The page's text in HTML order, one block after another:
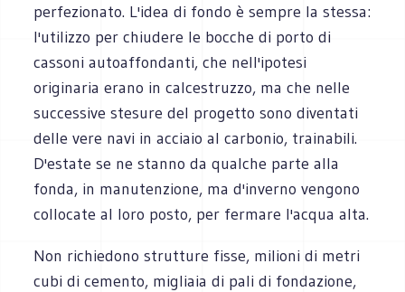
perfezionato. L'idea di fondo è sempre la stessa:
l'utilizzo per chiudere le bocche di porto di
cassoni autoaffondanti, che nell'ipotesi
originaria erano in calcestruzzo, ma che nelle
successive stesure del progetto sono diventati
delle vere navi in acciaio al carbonio, trainabili.
D'estate se ne stanno da qualche parte alla
fonda, in manutenzione, ma d'inverno vengono
collocate al loro posto, per fermare l'acqua alta.
Non richiedono strutture fisse, milioni di metri
cubi di cemento, migliaia di pali di fondazione,